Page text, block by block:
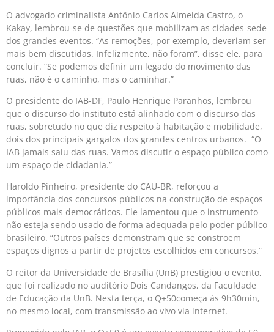
O advogado criminalista Antônio Carlos Almeida Castro, o
Kakay, lembrou-se de questões que mobilizam as cidades-sede
dos grandes eventos. “As remoções, por exemplo, deveriam ser
mais bem discutidas. Infelizmente, não foram”, disse ele, para
concluir. “Se podemos definir um legado do movimento das
ruas, não é o caminho, mas o caminhar.”
O presidente do IAB-DF, Paulo Henrique Paranhos, lembrou
que o discurso do instituto está alinhado com o discurso das
ruas, sobretudo no que diz respeito à habitação e mobilidade,
dois dos principais gargalos dos grandes centros urbanos. “O
IAB jamais saiu das ruas. Vamos discutir o espaço público como
um espaço de cidadania.”
Haroldo Pinheiro, presidente do CAU-BR, reforçou a
importância dos concursos públicos na construção de espaços
públicos mais democráticos. Ele lamentou que o instrumento
não esteja sendo usado de forma adequada pelo poder público
brasileiro. “Outros países demonstram que se constroem
espaços dignos a partir de projetos escolhidos em concursos.”
O reitor da Universidade de Brasília (UnB) prestigiou o evento,
que foi realizado no auditório Dois Candangos, da Faculdade
de Educação da UnB. Nesta terça, o Q+50começa às 9h30min,
no mesmo local, com transmissão ao vivo via internet.